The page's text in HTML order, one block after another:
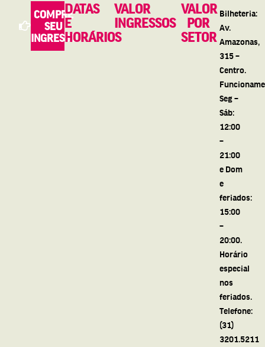
COMPRE
SEU
INGRESSO
DATAS
E
HORÁRIOS
VALOR
INGRESSOS
VALOR
POR
SETOR
Bilheteria:
Av.
Amazonas,
315 –
Centro.
Seg –
Sáb:
12:00
–
21:00
e Dom
e
feriados:
15:00
–
20:00.
Horário
especial
nos
feriados.
Telefone:
(31)
3201.5211